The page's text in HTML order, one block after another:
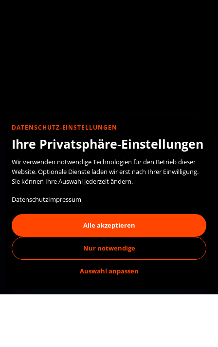
DATENSCHUTZ-EINSTELLUNGEN
Ihre Privatsphäre-Einstellungen
Wir verwenden notwendige Technologien für den Betrieb dieser
Website. Optionale Dienste laden wir erst nach Ihrer Einwilligung.
Sie können Ihre Auswahl jederzeit ändern.
DatenschutzImpressum
Alle akzeptieren
Nur notwendige
Auswahl anpassen